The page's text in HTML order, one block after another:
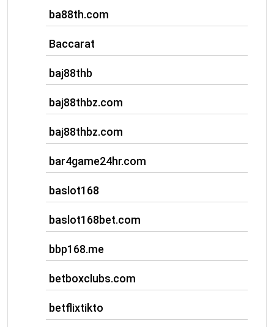
ba88th.com
Baccarat
baj88thb
baj88thbz.com
baj88thbz.com
bar4game24hr.com
baslot168
baslot168bet.com
bbp168.me
betboxclubs.com
betflixtikto